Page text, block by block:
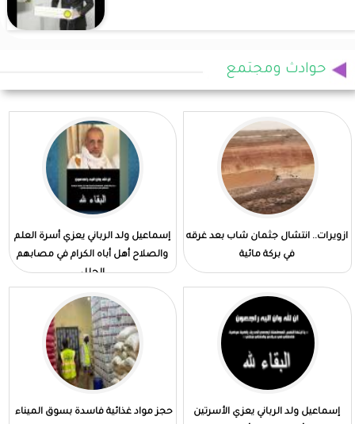
حوادث ومجتمع
ازويرات.. انتشال جثمان شاب بعد غرقه
في بركة مائية
إسماعيل ولد الرباني يعزي أسرة العلم
والصلاح أهل أباه الكرام في مصابهم
الجلل
إسماعيل ولد الرباني يعزي الأسرتين
حجز مواد غذائية فاسدة بسوق الميناء